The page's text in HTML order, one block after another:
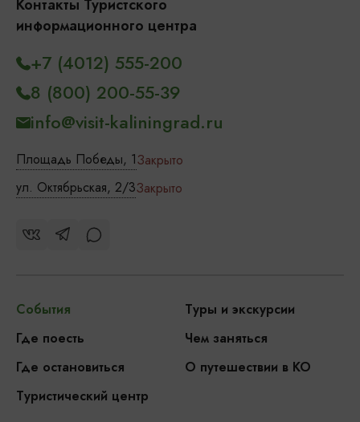
Контакты Туристского
информационного центра
Площадь Победы, 1Закрыто
ул. Октябрьская, 2/3Закрыто
+7 (4012) 555-200
8 (800) 200-55-39
info@visit-kaliningrad.ru
События
Туры и экскурсии
Где поесть
Чем заняться
Где остановиться
О путешествии в КО
Туристический центр